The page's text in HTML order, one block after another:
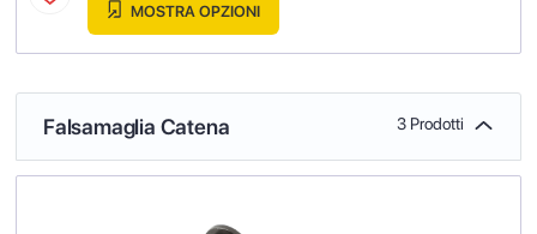
MOSTRA OPZIONI
Falsamaglia Catena 3 Prodotti